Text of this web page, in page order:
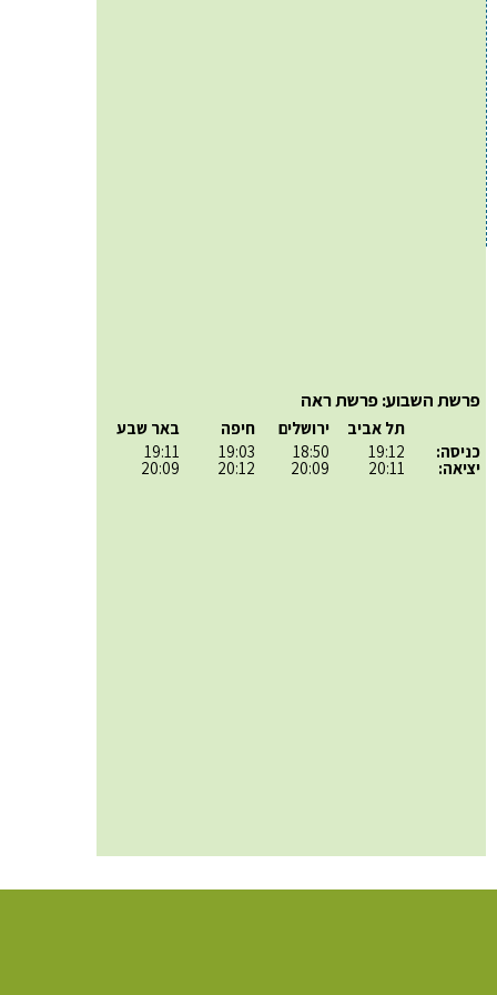
פרשת השבוע: פרשת ראה
כניסה:
יציאה:
תל אביב
19:12
20:11
ירושלים
18:50
20:09
חיפה
19:03
20:12
באר שבע
19:11
20:09